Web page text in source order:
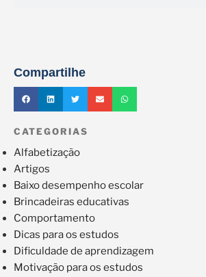
Compartilhe
CATEGORIAS
Alfabetização
Artigos
Baixo desempenho escolar
Brincadeiras educativas
Comportamento
Dicas para os estudos
Dificuldade de aprendizagem
Motivação para os estudos